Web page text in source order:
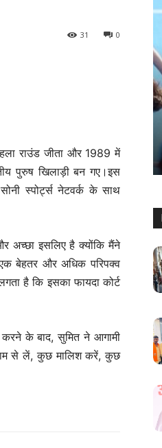
0
31
राउंड जीता और 1989 में
पुरुष खिलाड़ी बन गए।इस
स्पोर्ट्स नेटवर्क के साथ
अच्छा इसलिए है क्योंकि मैंने
बेहतर और अधिक परिपक्व
है कि इसका फायदा कोर्ट
के बाद, सुमित ने आगामी
से लें, कुछ मालिश करें, कुछ
- August 5, 2024 0